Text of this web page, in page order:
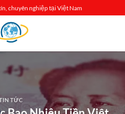
chuyên nghiệp tại Việt Nam
TỨC